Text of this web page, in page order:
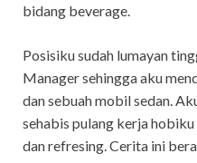
bidang beverage.
Posisiku sudah lumayan
Manager sehingga aku
dan sebuah mobil sedan.
sehabis pulang kerja
dan refresing. Cerita ini